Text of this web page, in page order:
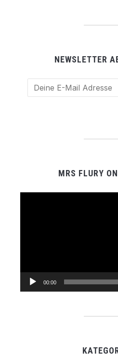
NEWSLETTER
MRS FLURY
00:00